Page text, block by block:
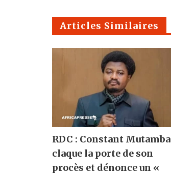
Articles Similaires
RDC : Constant Mutamba
claque la porte de son
procès et dénonce un «